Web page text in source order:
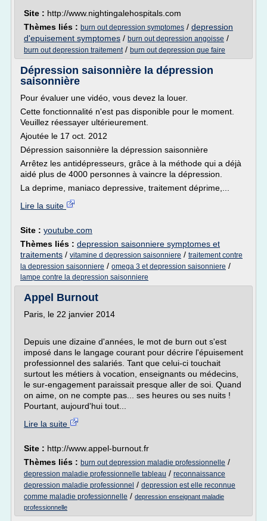
Site : http://www.nightingalehospitals.com
Thèmes liés : burn out depression symptomes / depression
d'epuisement symptomes / burn out depression angoisse /
burn out depression traitement/ burn out depression que faire
Dépression saisonnière la dépression
saisonnière
Pour évaluer une vidéo, vous devez la louer.
Cette fonctionnalité n'est pas disponible pour le moment.
Veuillez réessayer ultérieurement.
Ajoutée le 17 oct. 2012
Dépression saisonnière la dépression saisonnière
Arrêtez les antidépresseurs, grâce à la méthode qui a déjà
aidé plus de 4000 personnes à vaincre la dépression.
La deprime, maniaco depressive, traitement déprime,...
Lire la suite
Site : youtube.com
Thèmes liés : depression saisonniere symptomes et
traitements / vitamine d depression saisonniere / traitement contre
la depression saisonniere / omega 3 et depression saisonniere /
lampe contre la depression saisonniere
Appel Burnout
Paris, le 22 janvier 2014
Depuis une dizaine d'années, le mot de burn out s'est
imposé dans le langage courant pour décrire l'épuisement
professionnel des salariés. Tant que celui-ci touchait
surtout les métiers à vocation, enseignants ou médecins,
le sur-engagement paraissait presque aller de soi. Quand
on aime, on ne compte pas... ses heures ou ses nuits !
Pourtant, aujourd'hui tout...
Lire la suite
Site : http://www.appel-burnout.fr
Thèmes liés : burn out depression maladie professionnelle /
depression maladie professionnelle tableau / reconnaissance
depression maladie professionnel / depression est elle reconnue
comme maladie professionnelle / depression enseignant maladie
professionnelle